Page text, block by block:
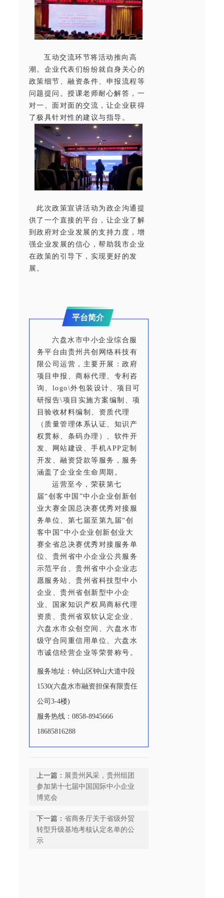
互动交流环节将活动推向高
潮。企业代表们纷纷就自身关心的
政策细节、融资条件、申报流程等
问题提问。授课老师耐心解答，一
对一、面对面的交流，让企业获得
了极具针对性的建议与指导。
此次政策宣讲活动为政企沟通提
供了一个直接的平台，让企业了解
到政府对企业发展的支持力度，增
强企业发展的信心，帮助我市企业
在政策的引导下，实现更好的发
展。
平台简介
六盘水市中小企业综合服
务平台由贵州共创网络科技有
限公司运营，主要开展：政府
项目申报、商标代理、专利咨
询、logo\外包装设计、项目可
研报告\项目实施方案编制、项
目验收材料编制、资质代理
（质量管理体系认证、知识产
权贯标、条码办理）、软件开
发、网站建设、手机APP定制
开发、融资贷款等服务，服务
涵盖了企业全生命周期。
运营至今，荣获第七
届“创客中国”中小企业创新创
业大赛全国总决赛优秀对接服
务单位、第七届至第九届“创
客中国”中小企业创新创业大
赛全省总决赛优秀对接服务单
位、贵州省中小企业公共服务
示范平台、贵州省中小企业志
愿服务站、贵州省科技型中小
企业、贵州省创新型中小企
业、国家知识产权局商标代理
资质、贵州省双软认定企业、
六盘水市众创空间、六盘水市
级守合同重信用单位、六盘水
市诚信经营企业等荣誉称号。
服务地址：钟山区钟山大道中段
1530(六盘水市融资担保有限责任
公司3-4楼)
服务热线：0858-8945666
18685816288
上一篇： 展贵州风采，贵州组团
参加第十七届中国国际中小企业
博览会
下一篇： 省商务厅关于省级外贸
转型升级基地考核认定名单的公
示